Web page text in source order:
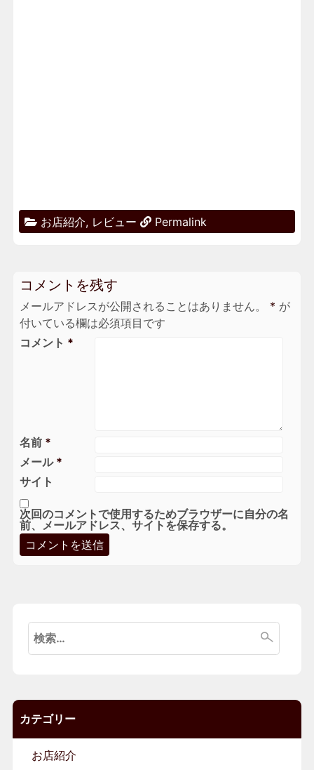
お店紹介, レビュー Permalink
コメントを残す
メールアドレスが公開されることはありません。 * が
付いている欄は必須項目です
コメント *
名前 *
メール *
サイト
次回のコメントで使用するためブラウザーに自分の名
前、メールアドレス、サイトを保存する。
検
索:
カテゴリー
お店紹介